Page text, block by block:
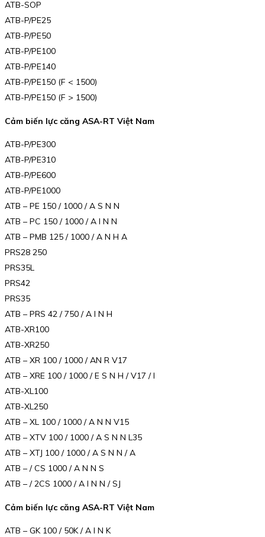
ATB-SOP
ATB-P/PE25
ATB-P/PE50
ATB-P/PE100
ATB-P/PE140
ATB-P/PE150 (F < 1500)
ATB-P/PE150 (F > 1500)
Cảm biến lực căng ASA-RT Việt Nam
ATB-P/PE300
ATB-P/PE310
ATB-P/PE600
ATB-P/PE1000
ATB – PE 150 / 1000 / A S N N
ATB – PC 150 / 1000 / A I N N
ATB – PMB 125 / 1000 / A N H A
PRS28 250
PRS35L
PRS42
PRS35
ATB – PRS 42 / 750 / A I N H
ATB-XR100
ATB-XR250
ATB – XR 100 / 1000 / AN R V17
ATB – XRE 100 / 1000 / E S N H / V17 / I
ATB-XL100
ATB-XL250
ATB – XL 100 / 1000 / A N N V15
ATB – XTV 100 / 1000 / A S N N L35
ATB – XTJ 100 / 1000 / A S N N / A
ATB – / CS 1000 / A N N S
ATB – / 2CS 1000 / A I N N / SJ
Cảm biến lực căng ASA-RT Việt Nam
ATB – GK 100 / 50K / A I N K